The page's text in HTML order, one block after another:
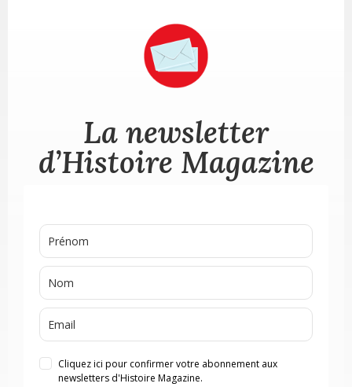
La newsletter
d’Histoire Magazine
Cliquez ici pour confirmer votre abonnement aux
newsletters d'Histoire Magazine.